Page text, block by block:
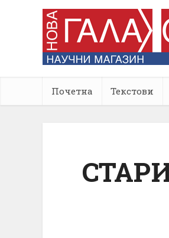
Почетна Текстови